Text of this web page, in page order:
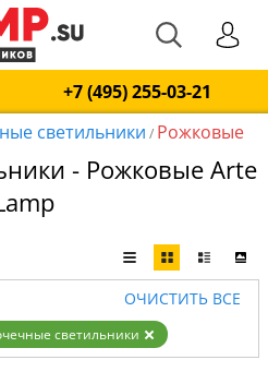
+7 (495) 255-03-21
светильники / Рожковые
- Рожковые Arte
ОЧИСТИТЬ ВСЕ
светильники